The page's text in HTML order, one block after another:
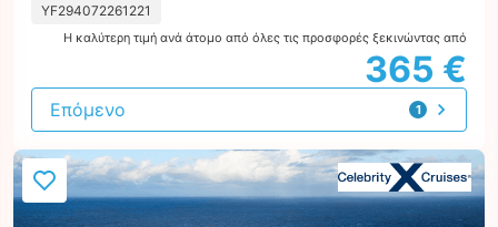
YF294072261221
Η καλύτερη τιμή ανά άτομο από όλες τις προσφορές ξεκινώντας από
365 €
1
προσφορά
Επόμενο